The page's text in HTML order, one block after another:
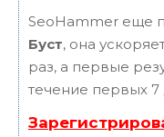
SeoHammer еще
Буст, она
раз, а первые
течение первых 7